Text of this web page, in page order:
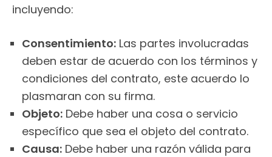
incluyendo:
Consentimiento: Las partes involucradas
deben estar de acuerdo con los términos y
condiciones del contrato, este acuerdo lo
plasmaran con su firma.
Objeto: Debe haber una cosa o servicio
específico que sea el objeto del contrato.
Causa: Debe haber una razón válida para